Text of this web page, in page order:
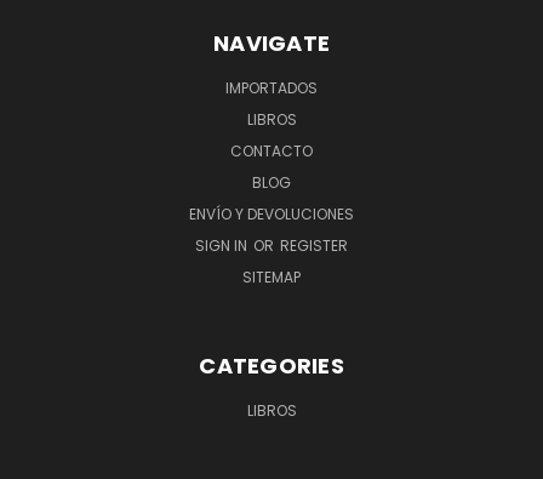
NAVIGATE
IMPORTADOS
LIBROS
CONTACTO
BLOG
ENVÍO Y DEVOLUCIONES
SIGN IN OR REGISTER
SITEMAP
CATEGORIES
LIBROS